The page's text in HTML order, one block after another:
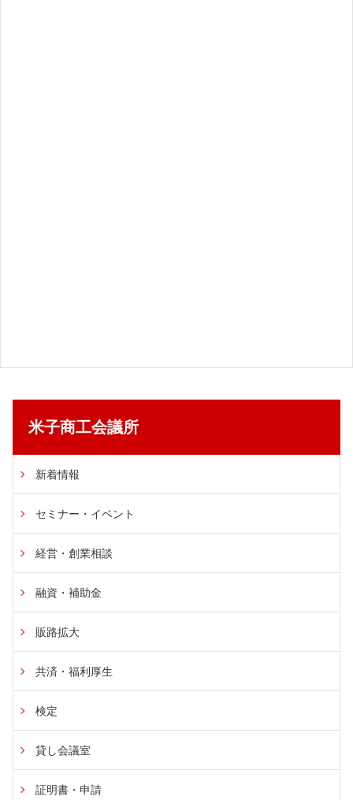
米子商工会議所
新着情報
セミナー・イベント
経営・創業相談
融資・補助金
販路拡大
共済・福利厚生
検定
貸し会議室
証明書・申請